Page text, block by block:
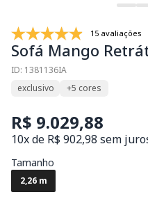
15 avaliações
Sofá Mango
ID: 1381136IA
exclusivo
+5 cores
R$ 9.029,88
10x de R$ 902,98 sem
Tamanho
2,26 m